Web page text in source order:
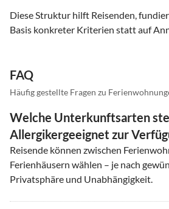
Diese Struktur hilft Reisenden,
Basis konkreter Kriterien statt auf
FAQ
Häufig gestellte Fragen zu
Welche Unterkunftsarten
Allergikergeeignet zur
Reisende können zwischen
Ferienhäusern wählen – je nach
Privatsphäre und Unabhängigkeit.